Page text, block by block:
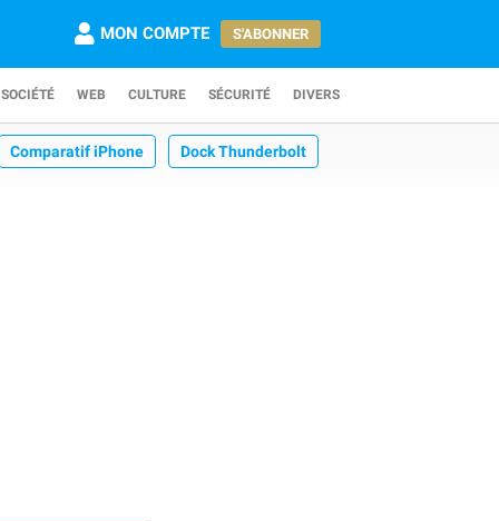
MON COMPTE S'ABONNER
SOCIÉTÉ WEB CULTURE SÉCURITÉ DIVERS
Comparatif iPhone Dock Thunderbolt